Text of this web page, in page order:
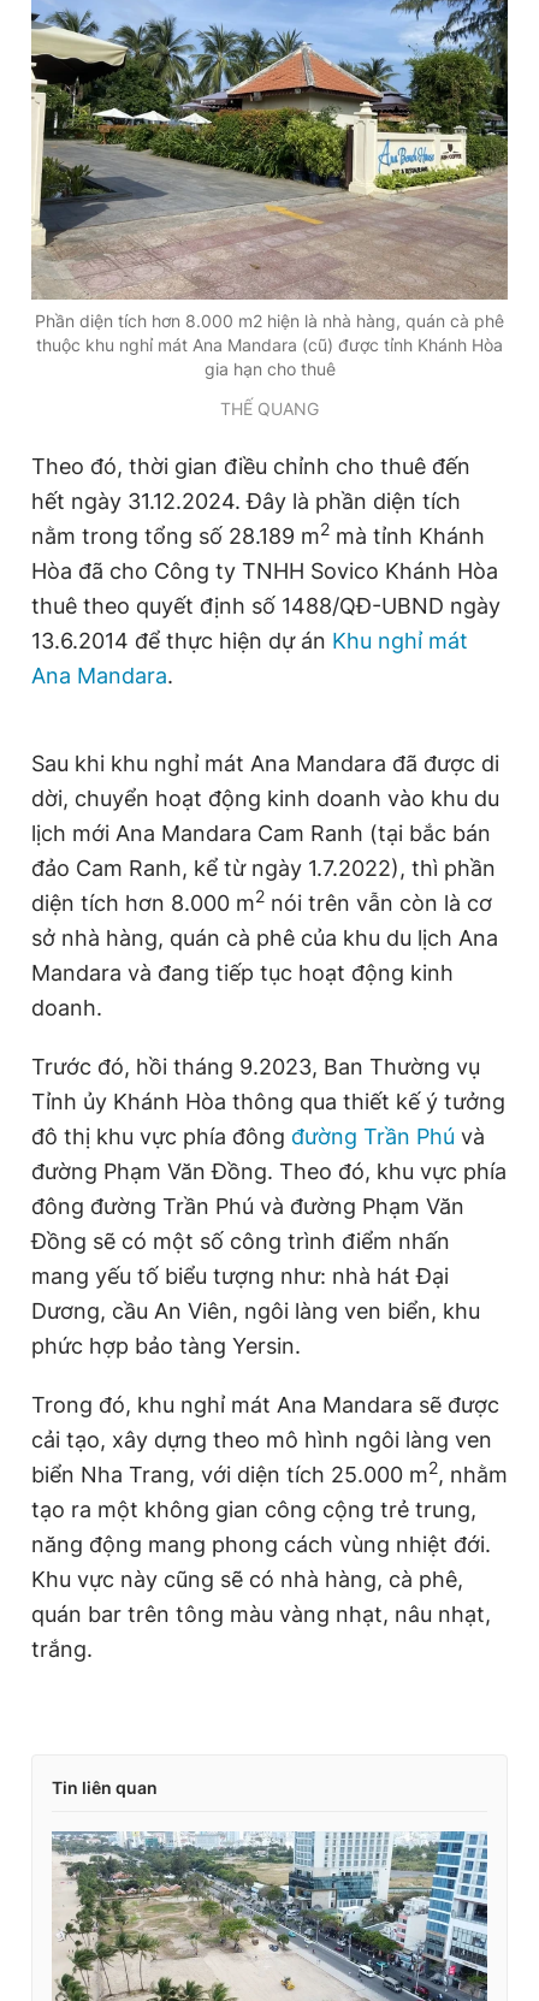
Theo dõi báo trên
Hotline
0906 645 777
Liên hệ quảng cáo
0908 780 404
Đặt báo Quảng cáo RSS Tòa soạn Chính sách bảo
Tổng biên tập: Nguyễn Ngọc Toàn
Phó tổng biên tập thường trực: Hải Thành
Phó tổng biên tập: Lâm Hiếu Dũng
Phó tổng biên tập: Trần Việt Hưng
Tổng thư ký tòa soạn: Đức Trung
Giấy phép xuất bản số 110/GP - BTTTT cấp ngày 24.3.2020
bản. Phát triển bởi ePi Technologies, JSC.
Phần diện tích hơn 8.000 m2 hiện là nhà hàng, quán cà phê
thuộc khu nghỉ mát Ana Mandara (cũ) được tỉnh Khánh Hòa
gia hạn cho thuê
THẾ QUANG
Theo đó, thời gian điều chỉnh cho thuê đến
hết ngày 31.12.2024. Đây là phần diện tích
nằm trong tổng số 28.189 m2 mà tỉnh Khánh
Hòa đã cho Công ty TNHH Sovico Khánh Hòa
thuê theo quyết định số 1488/QĐ-UBND ngày
13.6.2014 để thực hiện dự án Khu nghỉ mát
Ana Mandara.
Sau khi khu nghỉ mát Ana Mandara đã được di
dời, chuyển hoạt động kinh doanh vào khu du
lịch mới Ana Mandara Cam Ranh (tại bắc bán
đảo Cam Ranh, kể từ ngày 1.7.2022), thì phần
diện tích hơn 8.000 m2 nói trên vẫn còn là cơ
sở nhà hàng, quán cà phê của khu du lịch Ana
Mandara và đang tiếp tục hoạt động kinh
doanh.
Trước đó, hồi tháng 9.2023, Ban Thường vụ
Tỉnh ủy Khánh Hòa thông qua thiết kế ý tưởng
đô thị khu vực phía đông đường Trần Phú và
đường Phạm Văn Đồng. Theo đó, khu vực phía
đông đường Trần Phú và đường Phạm Văn
Đồng sẽ có một số công trình điểm nhấn
mang yếu tố biểu tượng như: nhà hát Đại
Dương, cầu An Viên, ngôi làng ven biển, khu
phức hợp bảo tàng Yersin.
Trong đó, khu nghỉ mát Ana Mandara sẽ được
cải tạo, xây dựng theo mô hình ngôi làng ven
biển Nha Trang, với diện tích 25.000 m2, nhằm
tạo ra một không gian công cộng trẻ trung,
năng động mang phong cách vùng nhiệt đới.
Khu vực này cũng sẽ có nhà hàng, cà phê,
quán bar trên tông màu vàng nhạt, nâu nhạt,
trắng.
Tin liên quan